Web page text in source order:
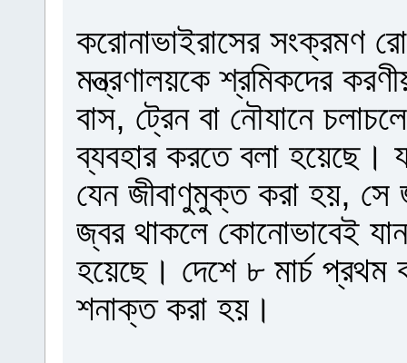
করোনাভাইরাসের সংক্রমণ
মন্ত্রণালয়কে শ্রমিকদের
বাস, ট্রেন বা নৌযানে
ব্যবহার করতে বলা হয়েছে।
যেন জীবাণুমুক্ত করা হয়, সে
জ্বর থাকলে কোনোভাবেই
হয়েছে। দেশে ৮ মার্চ
শনাক্ত করা হয়।